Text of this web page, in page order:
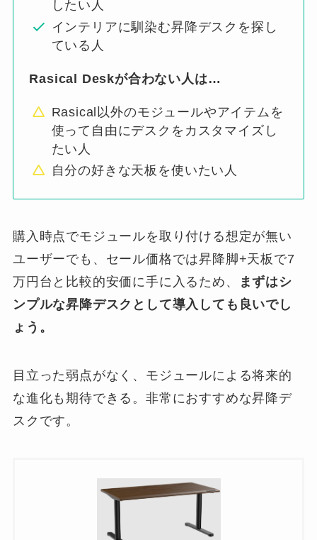
したい人
インテリアに馴染む昇降デスクを探し
ている人
Rasical Deskが合わない人は…
Rasical以外のモジュールやアイテムを
使って自由にデスクをカスタマイズし
たい人
自分の好きな天板を使いたい人
購入時点でモジュールを取り付ける想定が無い
ユーザーでも、セール価格では昇降脚+天板で7
万円台と比較的安価に手に入るため、
まずはシ
ンプルな昇降デスクとして導入しても良いでし
ょう。
目立った弱点がなく、モジュールによる将来的
な進化も期待できる。非常におすすめな昇降デ
スクです。